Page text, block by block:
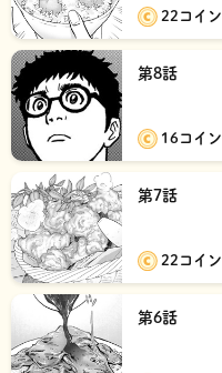
22コイン
第8話
16コイン
第7話
22コイン
第6話